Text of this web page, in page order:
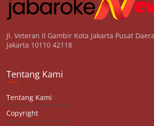
Jl. Veteran II Gambir Kota Jakarta Pusat
Jakarta 10110 42118
Tentang Kami
Tentang Kami
Copyright